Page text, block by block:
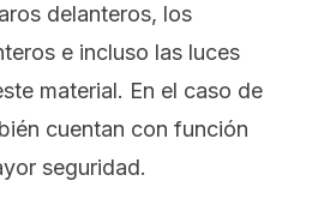
delanteros, los
e incluso las luces
material. En el caso de
cuentan con función
seguridad.